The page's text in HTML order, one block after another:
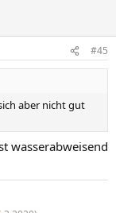
#45
aber nicht gut
wasserabweisend